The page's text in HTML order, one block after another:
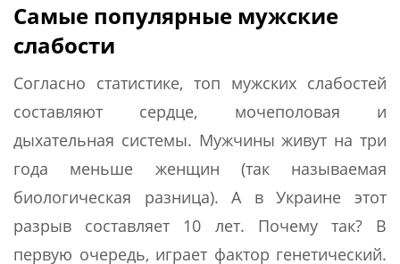
Самые популярные мужские
слабости
Согласно статистике, топ мужских слабостей
составляют сердце, мочеполовая и
дыхательная системы. Мужчины живут на три
года меньше женщин (так называемая
биологическая разница). А в Украине этот
разрыв составляет 10 лет. Почему так? В
первую очередь, играет фактор генетический.